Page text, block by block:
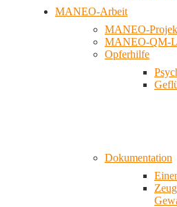
MANEO-Arbeit
MANEO-
MANEO-QM-
Opferhilfe
Dokumentation